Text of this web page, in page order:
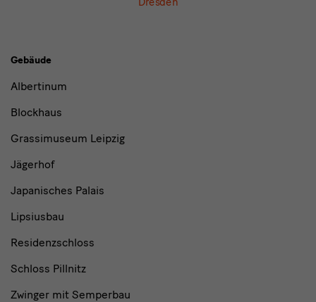
Gebäude,
Museen
Institutionen
Gebäude
Albertinum
Blockhaus
Grassimuseum Leipzig
Jägerhof
Japanisches Palais
Lipsiusbau
Residenzschloss
Schloss Pillnitz
Zwinger mit Semperbau